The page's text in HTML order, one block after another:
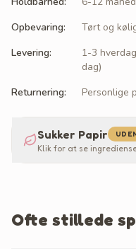
Opbevaring:
Tørt og
Levering:
1-3
dag)
Returnering: Personlige
Sukker Papir
Klik for at se
Ofte stillede